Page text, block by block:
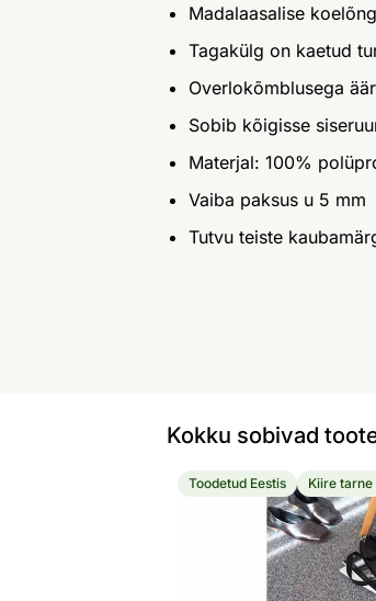
Madalaasalise
Tagakülg on kaetud
Overlokõmblusega
Sobib kõigisse
Materjal: 100%
Vaiba paksus u 5 mm
Tutvu teiste
Kokku sobivad
Narma pikkvaip
Toodetud Eestis Kiire tarne